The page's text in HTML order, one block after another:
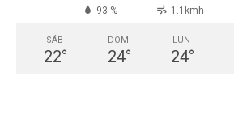
93 % 1.1kmh
SÁB
22°
DOM
24°
LUN
24°